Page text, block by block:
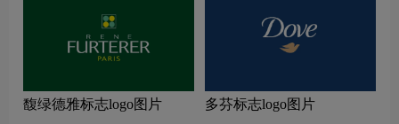
馥绿德雅标志logo图片 多芬标志logo图片